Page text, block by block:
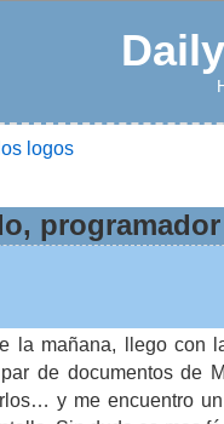
logos
la mañana, llego con
de documentos de
y me encuentro